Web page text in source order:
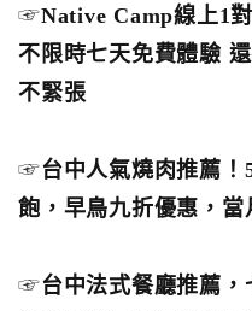
☞Native Camp線上1
不限時七天免費體驗
不緊張
☞台中人氣燒肉推薦！
飽，早鳥九折優惠，當
☞台中法式餐廳推薦